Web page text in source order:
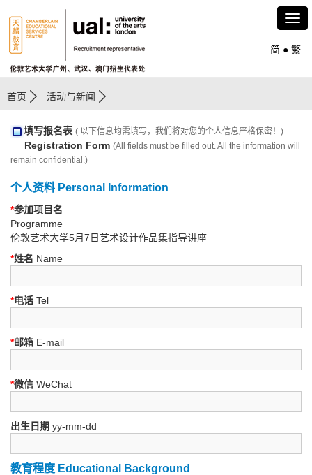
简 ● 繁
首页 活动与新闻
填写报名表 ( 以下信息均需填写，我们将对您的个人信息严格保密！)
Registration Form (All fields must be filled out. All the information will
remain confidential.)
个人资料 Personal Information
*参加项目名
Programme
伦敦艺术大学5月7日艺术设计作品集指导讲座
*姓名 Name
*电话 Tel
*邮箱 E-mail
*微信 WeChat
出生日期 yy-mm-dd
教育程度 Educational Background